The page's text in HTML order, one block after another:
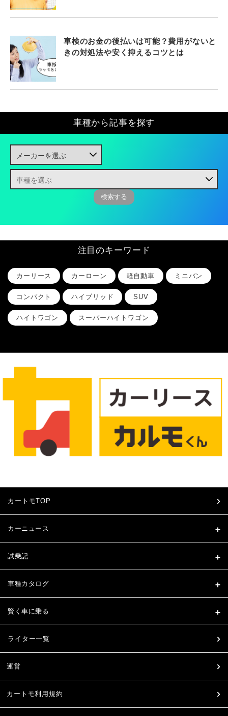
車検のお金の後払いは可能？費用がないと
きの対処法や安く抑えるコツとは
車種から記事を探す
注目のキーワード
カーリース カーローン 軽自動車 ミニバン
コンパクト ハイブリッド SUV
ハイトワゴン スーパーハイトワゴン
カートモTOP
カーニュース
試乗記
車種カタログ
賢く車に乗る
ライター一覧
運営
カートモ利用規約